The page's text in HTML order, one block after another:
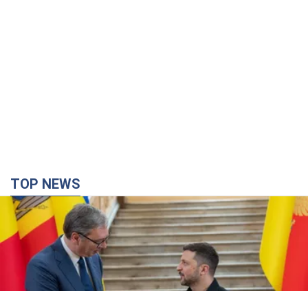
TOP NEWS